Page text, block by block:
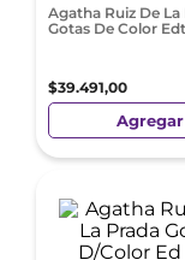
Agatha Ruiz De La
Gotas De Color
$39.491,00
Agregar